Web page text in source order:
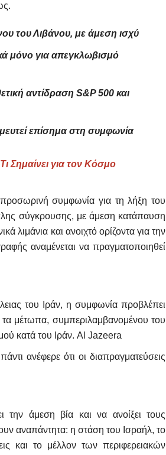
του Λιβάνου, με άμεση ισχύ
μόνο για απεγκλωβισμό
αντίδραση S&P 500 και
επίσημα στη συμφωνία
Σημαίνει για τον Κόσμο
συμφωνία για τη λήξη του
σύγκρουσης, με άμεση κατάπαυση
λιμάνια και ανοιχτό ορίζοντα για την
αναμένεται να πραγματοποιηθεί
του Ιράν, η συμφωνία προβλέπει
μέτωπα, συμπεριλαμβανομένου του
κατά του Ιράν. Al Jazeera
ανέφερε ότι οι διαπραγματεύσεις
την άμεση βία και να ανοίξει τους
αναπάντητα: η στάση του Ισραήλ, το
και το μέλλον των περιφερειακών